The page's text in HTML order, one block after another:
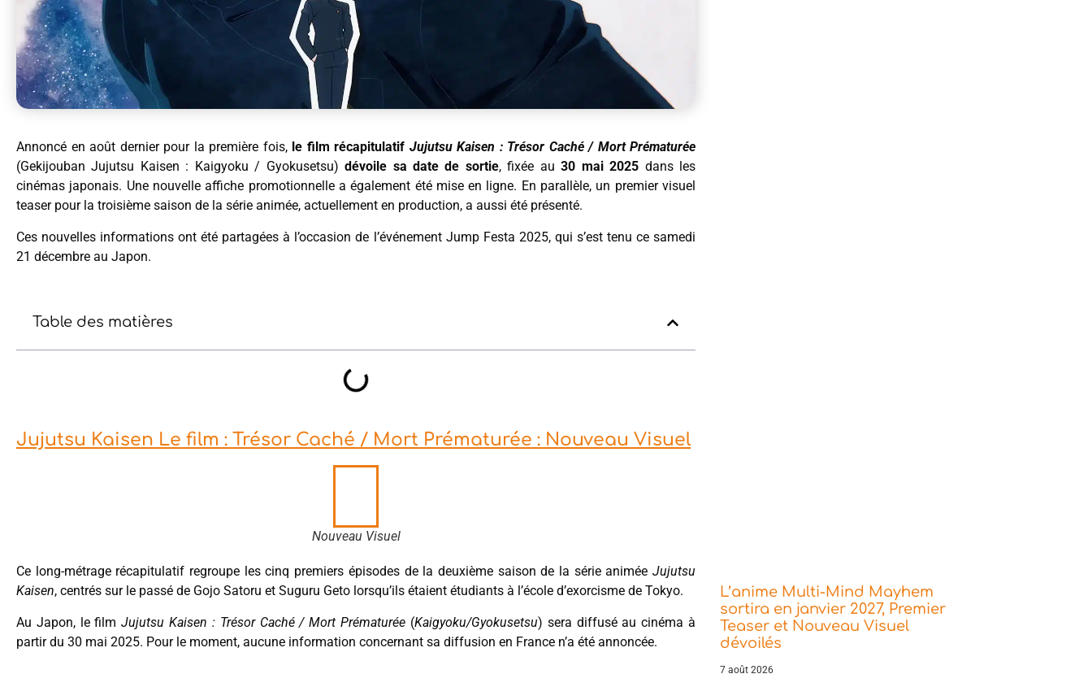
Annoncé en août dernier pour la première fois, le film récapitulatif Jujutsu Kaisen : Trésor Caché / Mort Prématurée
(Gekijouban Jujutsu Kaisen : Kaigyoku / Gyokusetsu) dévoile sa date de sortie, fixée au30 mai 2025 dans les
cinémas japonais. Une nouvelle affiche promotionnelle a également été mise en ligne. En parallèle, un premier visuel
teaser pour la troisième saison de la série animée, actuellement en production, a aussi été présenté.
Ces nouvelles informations ont été partagées à l’occasion de l’événement Jump Festa 2025, qui s’est tenu ce samedi
21 décembre au Japon.
Table des matières
Jujutsu Kaisen Le film : Trésor Caché / Mort Prématurée : Nouveau Visuel
Nouveau Visuel
Ce long-métrage récapitulatif regroupe les cinq premiers épisodes de la deuxième saison de la série animée Jujutsu
Kaisen, centrés sur le passé de Gojo Satoru et Suguru Geto lorsqu’ils étaient étudiants à l’école d’exorcisme de Tokyo.
Au Japon, le filmJujutsu Kaisen : Trésor Caché / Mort Prématurée (Kaigyoku/Gyokusetsu) sera diffusé au cinéma à
partir du 30 mai 2025. Pour le moment, aucune information concernant sa diffusion en France n’a été annoncée.
L’anime Multi-Mind Mayhem
sortira en janvier 2027, Premier
Teaser et Nouveau Visuel
dévoilés
7 août 2026